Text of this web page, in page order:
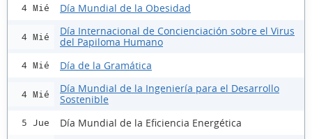
4 Mié Día Mundial de la Obesidad
4 Mié
Día Internacional de Concienciación sobre el Virus
del Papiloma Humano
4 Mié Día de la Gramática
4 Mié
Día Mundial de la Ingeniería para el Desarrollo
Sostenible
5 Jue Día Mundial de la Eficiencia Energética